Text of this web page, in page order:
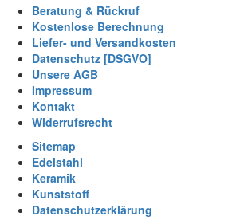
Beratung & Rückruf
Kostenlose Berechnung
Liefer- und Versandkosten
Datenschutz [DSGVO]
Unsere AGB
Impressum
Kontakt
Widerrufsrecht
Sitemap
Edelstahl
Keramik
Kunststoff
Datenschutzerklärung